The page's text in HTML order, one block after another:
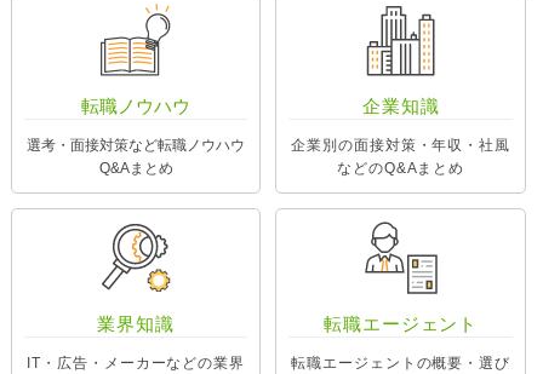
転職ノウハウ
選考・面接対策など転職ノウハウ
Q&Aまとめ
企業知識
企業別の面接対策・年収・社風
などのQ&Aまとめ
業界知識
IT・広告・メーカーなどの業界
転職エージェント
転職エージェントの概要・選び